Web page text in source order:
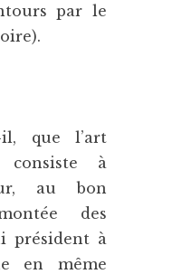
par le
que l’art
consiste à
au bon
des
président à
en même